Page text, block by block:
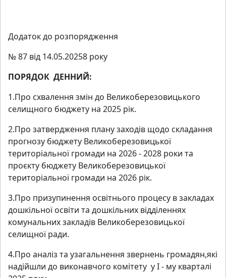
Додаток до розпорядження
№ 87 від 14.05.20258 року
ПОРЯДОК ДЕННИЙ:
1.Про схвалення змін до Великоберезовицького
селищного бюджету на 2025 рік.
2.Про затвердження плану заходів щодо складання
прогнозу бюджету Великоберезовицької
територіальної громади на 2026 - 2028 роки та
проєкту бюджету Великоберезовицької
територіальної громади на 2026 рік.
3.Про призупинення освітнього процесу в закладах
дошкільної освіти та дошкільних відділеннях
комунальних закладів Великоберезовицької
селищної ради.
4.Про аналіз та узагальнення звернень громадян,які
надійшли до виконавчого комітету у І - му кварталі